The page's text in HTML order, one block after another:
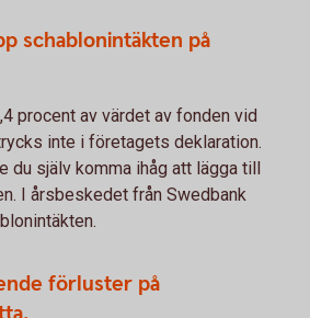
schablonintäkten på
procent av värdet av fonden vid
inte i företagets deklaration.
du själv komma ihåg att lägga till
I årsbeskedet från Swedbank
förluster på